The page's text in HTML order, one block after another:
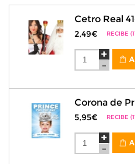
Cetro Real
2,49€ RECIBE
Corona de
5,95€ RECIBE